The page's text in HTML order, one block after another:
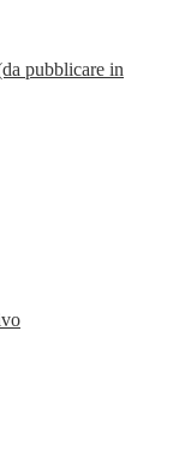
pubblicare in